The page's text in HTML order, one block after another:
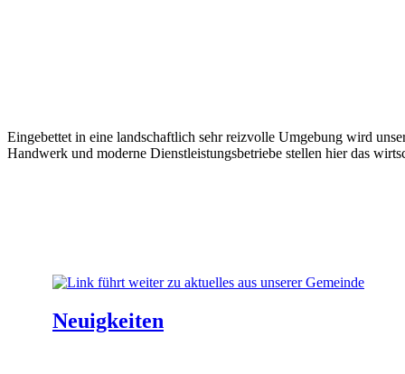
Eingebettet in eine landschaftlich sehr reizvolle Umgebung wird
Handwerk und moderne Dienstleistungsbetriebe stellen hier das
Neuigkeiten